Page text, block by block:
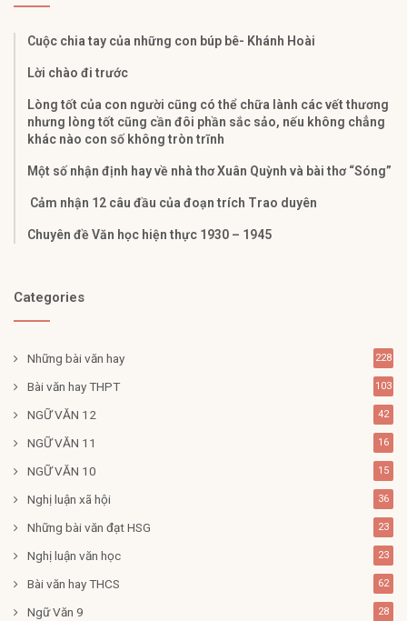
Cuộc chia tay của những con búp bê- Khánh Hoài
Lời chào đi trước
Lòng tốt của con người cũng có thể chữa lành các vết thương
nhưng lòng tốt cũng cần đôi phần sắc sảo, nếu không chẳng
khác nào con số không tròn trĩnh
Một số nhận định hay về nhà thơ Xuân Quỳnh và bài thơ “Sóng”
Cảm nhận 12 câu đầu của đoạn trích Trao duyên
Chuyên đề Văn học hiện thực 1930 – 1945
Categories
Những bài văn hay 228
Bài văn hay THPT 103
NGỮ VĂN 12 42
NGỮ VĂN 11 16
NGỮ VĂN 10 15
Nghị luận xã hội 36
Những bài văn đạt HSG 23
Nghị luận văn học 23
Bài văn hay THCS 62
Ngữ Văn 9 28